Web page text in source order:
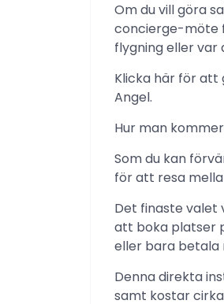
Om du vill göra
concierge-möte
flygning eller var
Klicka här för att
Angel.
Hur man
Som du kan
för att resa
Det finaste valet
att boka platser
eller bara betala
Denna direkta
samt kostar